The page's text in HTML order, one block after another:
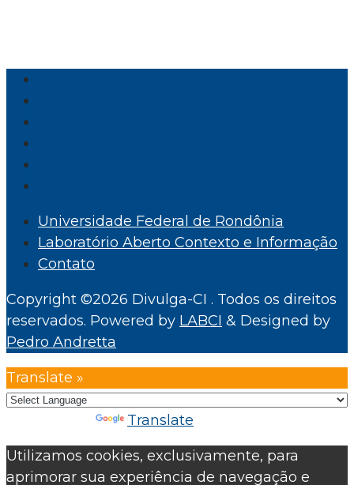
Universidade Federal de Rondônia
Laboratório Aberto Contexto e Informação
Contato
Copyright ©2026 Divulga-CI . Todos os direitos
reservados. Powered by LABCI & Designed by
Pedro Andretta
Translate »
Translate
Utilizamos cookies, exclusivamente, para
aprimorar sua experiência de navegação e